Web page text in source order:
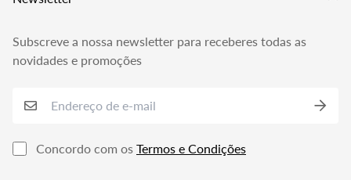
Subscreve a nossa newsletter para receberes todas as
novidades e promoções
Concordo com os Termos e Condições